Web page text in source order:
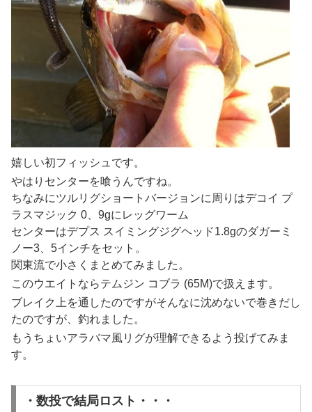
嬉しい初フィッシュです。
やはりセンターを喰うんですね。
ちなみにツルリグショートバージョンに周りはデコイ プ
ラスマジック 0、9gにレッグワーム
センターはデプス スイミングジグヘッド1.8gのダガーミ
ノー3、5インチをセット。
関東流で小さくまとめてみました。
このウエイトならテムジン コブラ (65M)で扱えます。
ブレイク上を通したのですがそんなに沈めないで巻きだし
たのですが、釣れました。
もうちょいアラバマ風リグが理解できるよう投げてみま
す。
・数投で結局ロスト・・・